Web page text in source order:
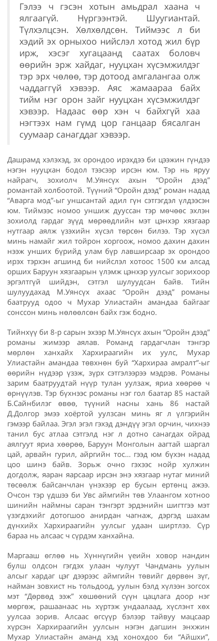
Гэлээ ч гэсэн хотын амьдрал хаана ч
ялгаагүй. Нүргээнтэй. Шуугиантай.
Түлхэлцсэн. Хөлхөлдсөн. Тиймээс л би
хэдий эх орныхоо нийслэл хотод жил бүр
ирж, хэсэг хугацаанд саатах боловч
өөрийн эрж хайдаг, нууцхан хүсэмжилдэг
тэр эрх чөлөө, тэр дотоод амгалангаа олж
чаддаггүй хэвээр. Аяс жамаараа байх
тийм нэг орон зайг нууцхан хүсэмжилдэг
хэвээр. Надаас өөр хэн ч байхгүй хаа
нэгтээх нам гүмд цор ганцаар бясалган
суумаар санагддаг хэвээр.
Дашрамд хэлэхэд, эх орондоо ирэхдээ би цээжин гүндээ
нэгэн нууцхан бодол тээсээр ирсэн юм. Тэр нь яруу
найрагч, зохиолч М.Уянсүх ахын “Оройн дээд”
романтай холбоотой. Түүний “Оройн дээд” роман надад
“Аварга мод”-ыг уншсантай адил гүн сэтгэгдэл үлдээсэн
юм. Тиймээс номоо уншиж дууссан тэр мөчөөс эхлэн
зохиолд гардаг зүүд мөрөөдлийн мэт цэнхэр хязгаар
нутгаар аялж үзэхийн хүсэл төрсөн билээ. Тэр хүсэл
минь намайг жил тойрон хоргоож, номоо дахин дахин
нээж унших бүрийд улам бүр лавширсаар эх орондоо
ирэх тэрхэн агшинд би нийслэл хотоос 1500 км алсад
орших Баруун хязгаарын үлэмж цэнхэр уулсыг зорихоор
эргэлтгүй шийдэн, сэтгэл шулуудсан байв. Тийн
шулуудахад М.Уянсүх ахаас “Оройн дээд” романы
баатрууд одоо ч Мухар Улиастайн амандаа байгааг
сонссон минь нөлөөлсөн байх гэж бодно.
Тийнхүү би 8-р сарын эхээр М.Уянсүх ахын “Оройн дээд”
романы жимээр аялав. Романд гардагчлан тэнгэр
мөрлөн ханхайх Хархираагийн их уулс, Мухар
Улиастайн амандаа төвхнөн буй “Хархираа амралт”-ыг
өөрийн нүдээр үзэж, зүрх сэтгэлээрээ мэдрэв. Романы
зарим баатруудтай нүүр тулан уулзаж, яриа хөөрөө ч
өрнүүлэв. Тэр бүхнээс романы нэг гол баатар 85 настай
Б.Сайнбилэг өвөө, түүний насны хань 86 настай
Д.Долгор эмээ хоёртой уулзсан минь яг л үлгэрийн
гэмээр байлаа. Эгэл эгэл гэхэд дэндүү эгэл орчин, чихнээ
танил бус атлаа сэтгэлд нэг л дотно санагдах ойрад
аялгуут яриа хөөрөө, Баруун Монголын аагтай шаргал
цай, арвайн гурил, айргийн тос... гээд юм бүхэн надад
цоо шинэ байв. Зорьж очно гэхээс нойр хулжин
догдолж, яаран яарсаар ирсэн энэ хязгаар нутаг миний
төсөөлж байсанчлан үнэхээр ер бусын ертөнц ажээ.
Очсон тэр үдшээ би Увс аймгийн төв Улаангом хотноо
шинийн наймны саран тэнгэрт эрдэнийн шигтгээ мэт
үзэгдэхийг дотогшоо анирдан чагнаж, дэргэд шахам
дүнхийх Хархираагийн уулсыг удаан ширтлээ. Сүр
бараа нь алсаас ч сүрдэм ханхайна.
Маргааш өглөө нь Хүннүгийн үеийн ховор нандин
булш олдсон гэгдэх улаан чулуут Чандмань уулын
алсыг хардаг цэг дээрээс аймгийн төвийг дөрвөн зүг,
найман зовхист нь тольдоод, уулын бэлд хүлээн зогсох
мэт “Дөрвөд ээж” хөшөөний сүүн цацлага доор нэг
мөргөж, рашаанаас нь хүртэж ундаалаад, хүслэнт хөх
уулсаа зорив. Алсаас өгсүүр бэлээр тайвуу мацсаар
хүрсэн Хархираагийн уулсын нэгэн дагшин энхжин
Мухар Улиастайн аманд хэд хонохдоо би “Айшхи”,